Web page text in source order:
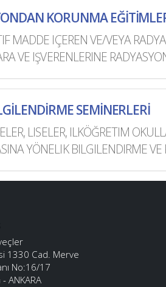
KORUNMA
MADDE IÇEREN VE/VEYA
VE IŞVERENLERINE
SEMİNERLERİ
LISELER, ILKÖĞRETIM
YÖNELIK BILGILENDIRME
1330 Cad. Merve
No:16/17
ANKARA